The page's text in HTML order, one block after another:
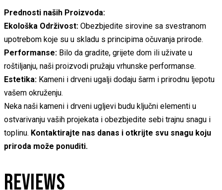
Prednosti naših Proizvoda:
Ekološka Održivost: Obezbjedite sirovine sa svestranom
upotrebom koje su u skladu s principima očuvanja prirode.
Performanse: Bilo da gradite, grijete dom ili uživate u
roštiljanju, naši proizvodi pružaju vrhunske performanse.
Estetika: Kameni i drveni ugalji dodaju šarm i prirodnu ljepotu
vašem okruženju.
Neka naši kameni i drveni ugljevi budu ključni elementi u
ostvarivanju vaših projekata i obezbjedite sebi trajnu snagu i
toplinu. Kontaktirajte nas danas i otkrijte svu snagu koju
priroda može ponuditi.
REVIEWS